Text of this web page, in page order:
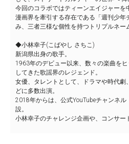
今回のコラボではティーンエイジャーを
漫画界を牽引する存在である「週刊少年
み、三者三様な個性を持つトリプルネー
◆小林幸子(こばやし さちこ)
新潟県出身の歌手。
1963年のデビュー以来、数々の楽曲を
してきた歌謡界のレジェンド。
女優、タレントとして、ドラマや時代劇
どに多数出演。
2018年からは、公式YouTubeチャンネル
設。
小林幸子のチャレンジ企画や、コンサー